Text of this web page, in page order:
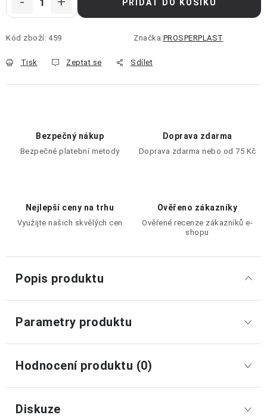
PŘIDAT DO KOŠÍKU
Kód zboží: 459 Značka:PROSPERPLAST
Tisk Zeptat se Sdílet
Bezpečný nákup
Bezpečné platební metody
Doprava zdarma
Doprava zdarma nebo od 75 Kč
Nejlepší ceny na trhu
Využijte našich skvělých cen
Ověřeno zákazníky
Ověřené recenze zákazníků e-
shopu
Popis produktu
Parametry produktu
Hodnocení produktu (0)
Diskuze